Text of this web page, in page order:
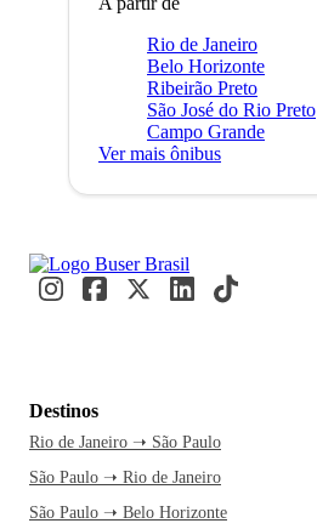
Rio de Janeiro
Belo Horizonte
Ribeirão Preto
São José do Rio Preto
Campo Grande
Ver mais ônibus
Destinos
Rio de Janeiro ➝ São Paulo
São Paulo ➝ Rio de Janeiro
São Paulo ➝ Belo Horizonte